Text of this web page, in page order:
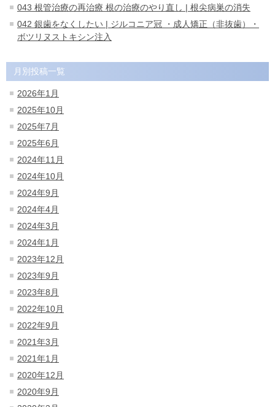
043 根管治療の再治療 根の治療のやり直し | 根尖病巣の消失
042 銀歯をなくしたい | ジルコニア冠 ・成人矯正（非抜歯）・
ボツリヌストキシン注入
月別投稿一覧
2026年1月
2025年10月
2025年7月
2025年6月
2024年11月
2024年10月
2024年9月
2024年4月
2024年3月
2024年1月
2023年12月
2023年9月
2023年8月
2022年10月
2022年9月
2021年3月
2021年1月
2020年12月
2020年9月